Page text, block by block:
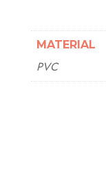
MATERIAL
PVC